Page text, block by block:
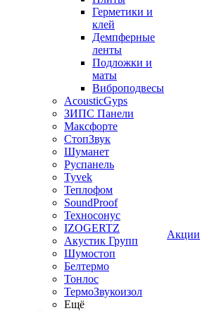
Герметики и
клей
Демпферные
ленты
Подложки и
маты
Виброподвесы
AcousticGyps
ЗИПС Панели
Максфорте
СтопЗвук
Шуманет
Руспанель
Tyvek
Теплофом
SoundProof
Техносонус
IZOGERTZ
Акустик Групп
Шумостоп
Белтермо
Тонлос
ТермоЗвукоизол
Ещё
Акции